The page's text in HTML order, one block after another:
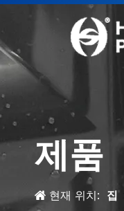
제품
현재 위치: 집